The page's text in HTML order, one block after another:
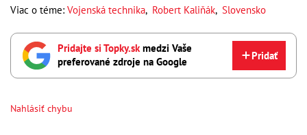
Viac o téme: Vojenská technika, Robert Kaliňák, Slovensko
Pridajte si Topky.skmedzi Vaše
preferované zdroje na Google
Pridať
Nahlásiť chybu